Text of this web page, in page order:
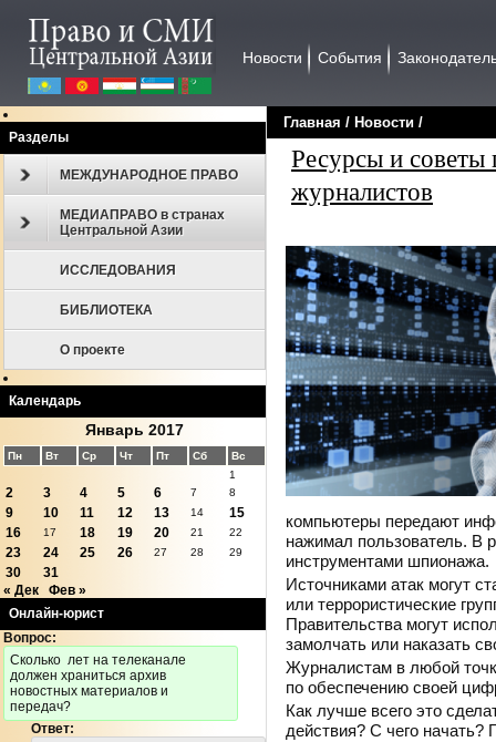
Новости События
Разделы
МЕЖДУНАРОДНОЕ ПРАВО
МЕДИАПРАВО в странах
Центральной Азии
ИССЛЕДОВАНИЯ
БИБЛИОТЕКА
О проекте
Календарь
Январь 2017
Пн Вт Ср Чт Пт Сб
Вс
1
2 3 4 5 6 7 8
9 10 11 12 13 14
15
16
17 18 19 20 21 22
23 24 25 26 27 28 29
30
31
« Дек
Фев »
Онлайн-юрист
Вопрос:
Cколько лет на телеканале
должен храниться архив
новостных материалов и
передач?
Ответ:
Главная / Новости /
Ресурсы и советы
журналистов
компьютеры передают
нажимал пользователь. В
инструментами шпионажа.
Источниками атак могут
или террористические
Правительства могут
замолчать или наказать
Журналистам в любой
по обеспечению своей
Как лучше всего это
действия? С чего начать?